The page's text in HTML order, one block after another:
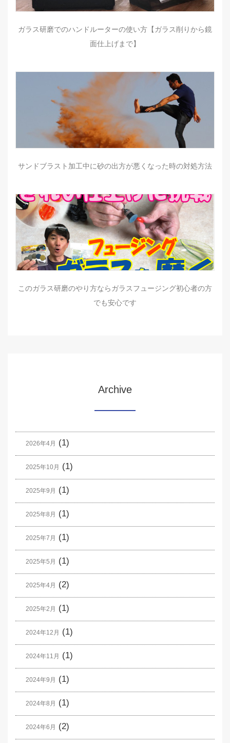
ガラス研磨でのハンドルーターの使い方【ガラス削りから鏡
面仕上げまで】
サンドブラスト加工中に砂の出方が悪くなった時の対処方法
このガラス研磨のやり方ならガラスフュージング初心者の方
でも安心です
Archive
2026年4月 (1)
2025年10月 (1)
2025年9月 (1)
2025年8月 (1)
2025年7月 (1)
2025年5月 (1)
2025年4月 (2)
2025年2月 (1)
2024年12月 (1)
2024年11月 (1)
2024年9月 (1)
2024年8月 (1)
2024年6月 (2)